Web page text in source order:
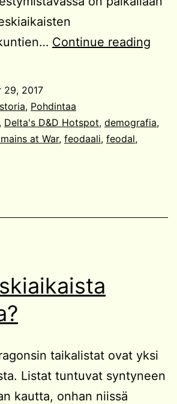
Continue reading
29, 2017
, Pohdintaa
, Delta's D&D Hotspot, demografia,
at War, feodaali, feodal,
taikalistat ovat yksi
Listat tuntuvat syntyneen
kautta, onhan niissä